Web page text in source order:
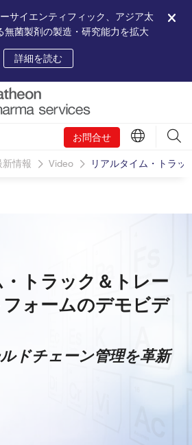
サイエンティフィック、アジア太
無菌製剤の製造・研究能力を拡大
詳細を読む
お問合せ
情報 Video リアルタイム・トラッ
トラック＆トレー
ォームのデモビデ
ドチェーン管理を革新